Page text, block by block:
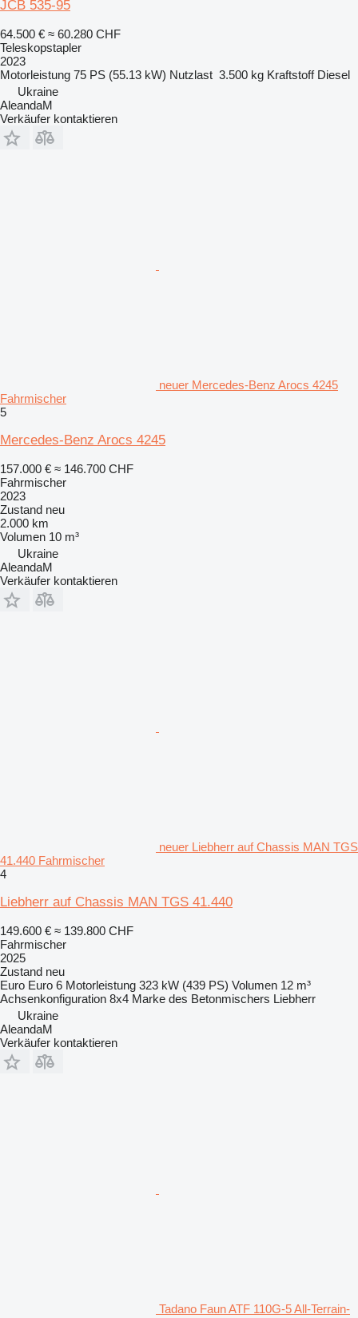
JCB 535-95
64.500 € ≈ 60.280 CHF
Teleskopstapler
2023
Motorleistung 75 PS (55.13 kW) Nutzlast 3.500 kg Kraftstoff Diesel
Ukraine
AleandaM
Verkäufer kontaktieren
neuer Mercedes-Benz Arocs 4245
Fahrmischer
5
Mercedes-Benz Arocs 4245
157.000 € ≈ 146.700 CHF
Fahrmischer
2023
Zustand neu
2.000 km
Volumen 10 m³
Ukraine
AleandaM
Verkäufer kontaktieren
neuer Liebherr auf Chassis MAN TGS
41.440 Fahrmischer
4
Liebherr auf Chassis MAN TGS 41.440
149.600 € ≈ 139.800 CHF
Fahrmischer
2025
Zustand neu
Euro Euro 6 Motorleistung 323 kW (439 PS) Volumen 12 m³
Achsenkonfiguration 8x4 Marke des Betonmischers Liebherr
Ukraine
AleandaM
Verkäufer kontaktieren
Tadano Faun ATF 110G-5 All-Terrain-